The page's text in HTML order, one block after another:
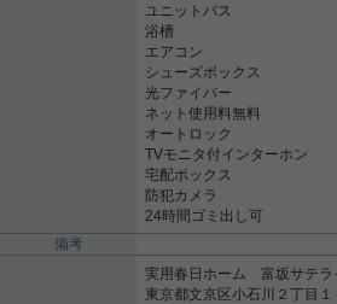
ユニットバス
浴槽
エアコン
シューズボックス
光ファイバー
ネット使用料無料
オートロック
TVモニタ付インターホン
宅配ボックス
防犯カメラ
24時間ゴミ出し可
備考
実用春日ホーム 富坂サテラ
東京都文京区小石川２丁目